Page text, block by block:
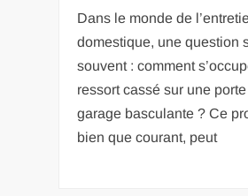
Dans le monde de
domestique, une question
souvent : comment
ressort cassé sur une
garage basculante ? Ce
bien que courant, peut